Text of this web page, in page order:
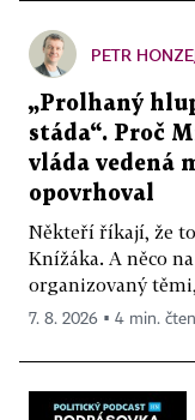
PETR
„Prolhaný
stáda“. Proč
vláda vedená
opovrhoval
Někteří říkají, že
Knížáka. A něco
organizovaný
7. 8. 2026 ▪ 4 min.